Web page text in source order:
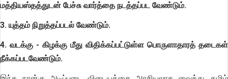
மத்தியஸ்தத்துடன் பேச்சு வார்த்தை நடத்தப்பட வேண்டும்.
3. யுத்தம் நிறுத்தப்படல் வேண்டும்.
4. வடக்கு - கிழக்கு மீது விதிக்கப்பட்டுள்ள பொருளாதாரத் தடைகள்
நீக்கப்படவேண்டும்.